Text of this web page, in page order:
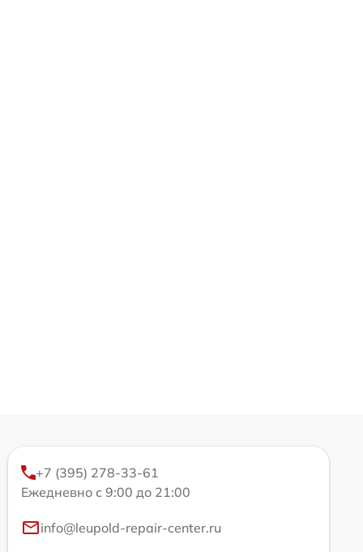
+7 (395) 278-33-61
Ежедневно с 9:00 до 21:00
info@leupold-repair-center.ru